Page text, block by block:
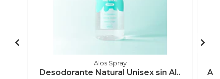
Alos Spray
Desodorante Natural Unisex sin Al..